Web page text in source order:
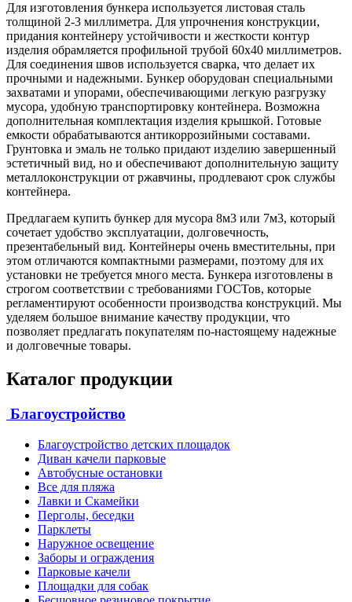
Для изготовления бункера используется листовая сталь
толщиной 2-3 миллиметра. Для упрочнения конструкции,
придания контейнеру устойчивости и жесткости контур
изделия обрамляется профильной трубой 60х40 миллиметров.
Для соединения швов используется сварка, что делает их
прочными и надежными. Бункер оборудован специальными
захватами и упорами, обеспечивающими легкую разгрузку
мусора, удобную транспортировку контейнера. Возможна
дополнительная комплектация изделия крышкой. Готовые
емкости обрабатываются антикоррозийными составами.
Грунтовка и эмаль не только придают изделию завершенный
эстетичный вид, но и обеспечивают дополнительную защиту
металлоконструкции от ржавчины, продлевают срок службы
контейнера.
Предлагаем купить бункер для мусора 8м3 или 7м3, который
сочетает удобство эксплуатации, долговечность,
презентабельный вид. Контейнеры очень вместительны, при
этом отличаются компактными размерами, поэтому для их
установки не требуется много места. Бункера изготовлены в
строгом соответствии с требованиями ГОСТов, которые
регламентируют особенности производства конструкций. Мы
уделяем большое внимание качеству продукции, что
позволяет предлагать покупателям по-настоящему надежные
и долговечные товары.
Каталог продукции
Благоустройство
Благоустройство детских площадок
Диван качели парковые
Автобусные остановки
Все для пляжа
Лавки и Скамейки
Перголы, беседки
Парклеты
Наружное освещение
Заборы и ограждения
Парковые качели
Площадки для собак